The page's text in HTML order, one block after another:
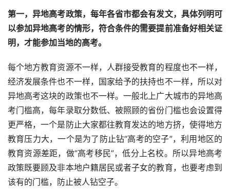
第一，异地高考政策，每年各省市都会有发文，具体列明可
以参加异地高考的情形，符合条件的需要提前准备好相关证
明，才能参加当地的高考。
每个地方教育资源不一样，人群接受教育的程度也不一样，
经济发展条件也不一样，国家给予的扶持也不一样，所以对
异地高考这块的政策也不一样。一般北上广大城市的异地高
考门槛高，每年录取分数低、被照顾的省份门槛也会设置得
更严格，一个是防止大家都往教育发达的地方挤，使得地方
教育压力大，一个是为了防止钻“高考的空子”，利用地区的
教育资源差距，做“高考移民”，低分上名校。所以异地高考
政策既要顾及非本地户籍居民或者子女的教育，也要考虑到
该有的门槛，防止被人钻空子。